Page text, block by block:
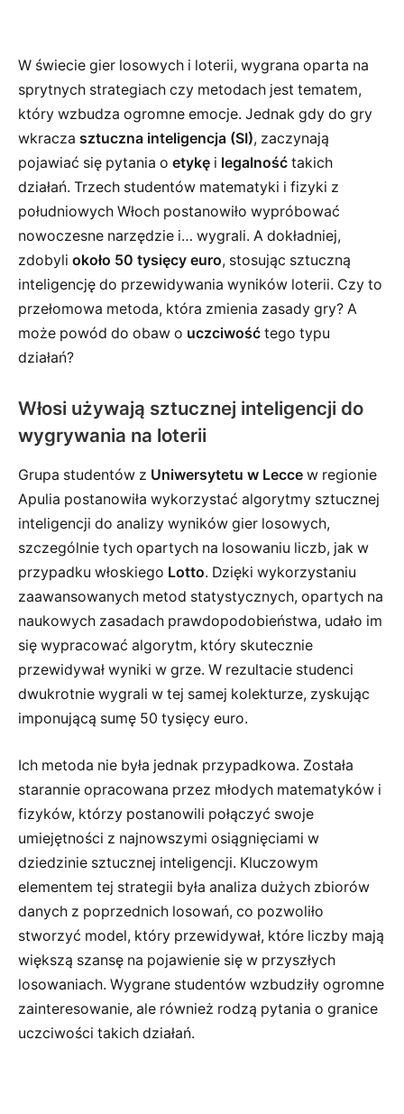
W świecie gier losowych i loterii, wygrana oparta na
sprytnych strategiach czy metodach jest tematem,
który wzbudza ogromne emocje. Jednak gdy do gry
wkracza sztuczna inteligencja (SI), zaczynają
pojawiać się pytania o etykę i legalność takich
działań. Trzech studentów matematyki i fizyki z
południowych Włoch postanowiło wypróbować
nowoczesne narzędzie i… wygrali. A dokładniej,
zdobyli około 50 tysięcy euro, stosując sztuczną
inteligencję do przewidywania wyników loterii. Czy to
przełomowa metoda, która zmienia zasady gry? A
może powód do obaw o uczciwość tego typu
działań?
Włosi używają sztucznej inteligencji do
wygrywania na loterii
Grupa studentów z Uniwersytetu w Lecce w regionie
Apulia postanowiła wykorzystać algorytmy sztucznej
inteligencji do analizy wyników gier losowych,
szczególnie tych opartych na losowaniu liczb, jak w
przypadku włoskiego Lotto. Dzięki wykorzystaniu
zaawansowanych metod statystycznych, opartych na
naukowych zasadach prawdopodobieństwa, udało im
się wypracować algorytm, który skutecznie
przewidywał wyniki w grze. W rezultacie studenci
dwukrotnie wygrali w tej samej kolekturze, zyskując
imponującą sumę 50 tysięcy euro.
Ich metoda nie była jednak przypadkowa. Została
starannie opracowana przez młodych matematyków i
fizyków, którzy postanowili połączyć swoje
umiejętności z najnowszymi osiągnięciami w
dziedzinie sztucznej inteligencji. Kluczowym
elementem tej strategii była analiza dużych zbiorów
danych z poprzednich losowań, co pozwoliło
stworzyć model, który przewidywał, które liczby mają
większą szansę na pojawienie się w przyszłych
losowaniach. Wygrane studentów wzbudziły ogromne
zainteresowanie, ale również rodzą pytania o granice
uczciwości takich działań.